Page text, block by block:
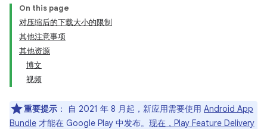
On this page
对压缩后的下载大小的限制
其他注意事项
其他资源
博文
视频
重要提示 ： 自 2021 年 8 月起，新应用需要使用 Android App
Bundle 才能在 Google Play 中发布。 现在，Play Feature Delivery